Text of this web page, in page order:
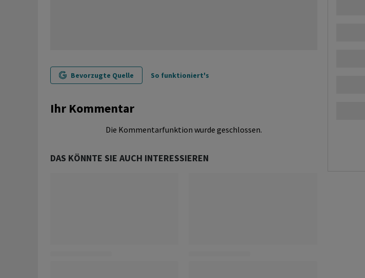
Bevorzugte Quelle So funktioniert's
Ihr Kommentar
Die Kommentarfunktion wurde geschlossen.
DAS KÖNNTE SIE AUCH INTERESSIEREN